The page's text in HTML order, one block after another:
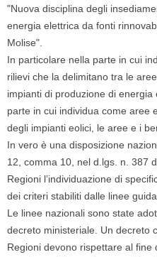
"Nuova disciplina degli
energia elettrica da fonti
Molise".
In particolare nella parte in cui
rilievi che la delimitano tra le
impianti di produzione di
parte in cui individua come aree
degli impianti eolici, le aree e i
In vero è una disposizione
12, comma 10, nel d.lgs. n. 387
Regioni l’individuazione di
dei criteri stabiliti dalle linee
Le linee nazionali sono state
decreto ministeriale. Un decreto
Regioni devono rispettare al